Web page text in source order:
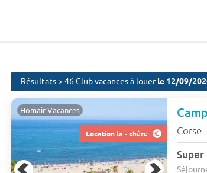
Résultats > 46 Club vacances à louerle 12/09/
Location la - chère
Homair Vacances
Corse-
Super